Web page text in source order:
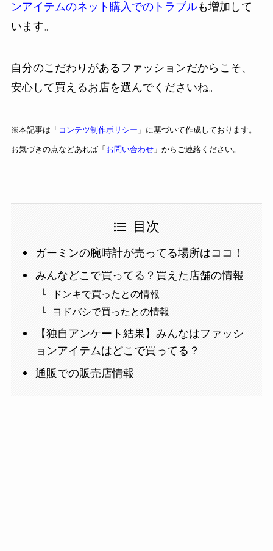
ンアイテムのネット購入でのトラブルも増加して
います。
自分のこだわりがあるファッションだからこそ、
安心して買えるお店を選んでくださいね。
※本記事は「 コンテツ制作ポリシー 」に基づいて作成しております。
お気づきの点などあれば「お問い合わせ」からご連絡ください。
目次
ガーミンの腕時計が売ってる場所はココ！
みんなどこで買ってる？買えた店舗の情報
ドンキで買ったとの情報
ヨドバシで買ったとの情報
【独自アンケート結果】みんなはファッシ
ョンアイテムはどこで買ってる？
通販での販売店情報